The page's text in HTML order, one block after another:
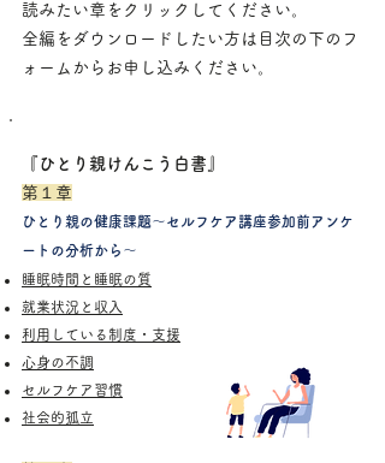
読みたい章をクリックしてください。
全編をダウンロードしたい方は目次の下のフ
ォームからお申し込みください。
『ひとり親けんこう白書』
第１章
ひとり親の健康課題〜セルフケア 講座参加前アンケ
ートの分析から〜
睡眠時間と睡眠の質
就業状況と収入
利用している制度・支援
心身の不調
セルフケア習慣
社会的孤立